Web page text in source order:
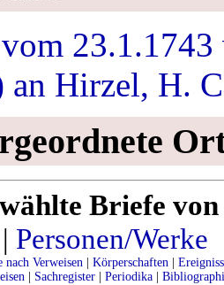
23.1.1743
an Hirzel, H.
Briefe
| Personen/Werke
nach Verweisen Körperschaften
Sachregister Periodika